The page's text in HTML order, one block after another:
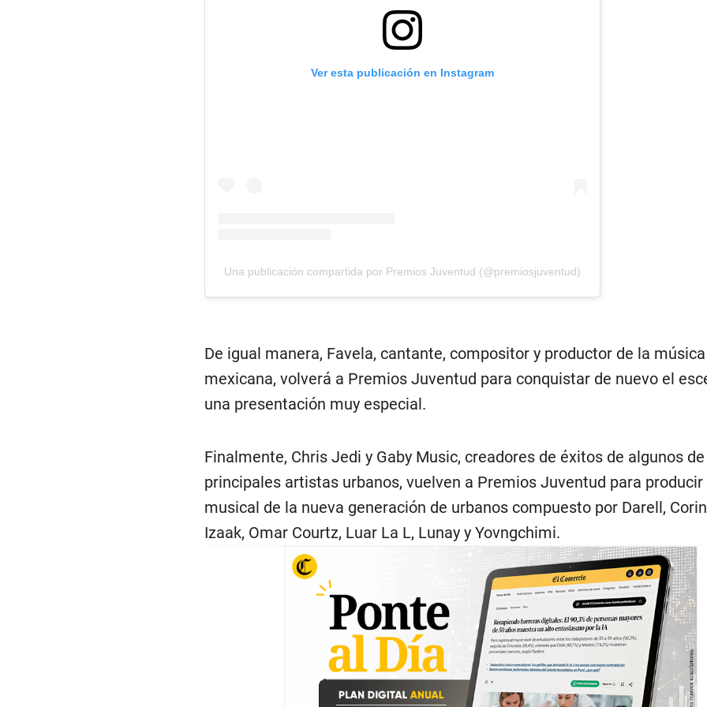
Ver esta publicación en Instagram
Una publicación compartida por Premios Juventud (@premiosjuventud)
De igual manera, Favela, cantante, compositor y productor de la
mexicana, volverá a Premios Juventud para conquistar de nuevo el
una presentación muy especial.
Finalmente, Chris Jedi y Gaby Music, creadores de éxitos de algunos
principales artistas urbanos, vuelven a Premios Juventud para producir
musical de la nueva generación de urbanos compuesto por Darell,
Izaak, Omar Courtz, Luar La L, Lunay y Yovngchimi.